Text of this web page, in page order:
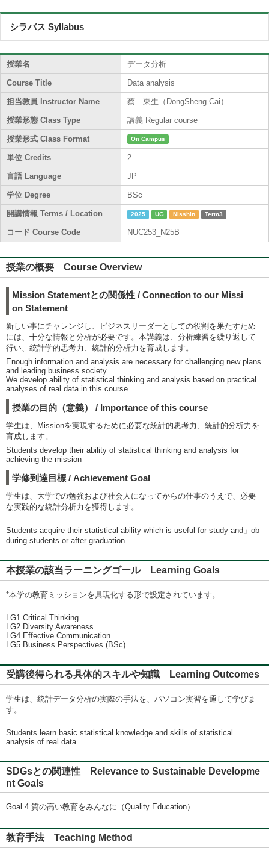
シラバス Syllabus
授業名 データ分析
Course Title Data analysis
担当教員 Instructor Name 蔡 東生（DongSheng Cai）
授業形態 Class Type 講義 Regular course
授業形式 Class Format On Campus
単位 Credits 2
言語 Language JP
学位 Degree BSc
開講情報 Terms / Location 2025 UG Nisshin Term3
コード Course Code NUC253_N25B
授業の概要 Course Overview
Mission Statementとの関係性 / Connection to our Missi
on Statement
新しい事にチャレンジし、ビジネスリーダーとしての役割を果たすため
には、十分な情報と分析が必要です。本講義は、分析練習を繰り返して
行い、統計学的思考力、統計的分析力を育成します。
Enough information and analysis are necessary for challenging new plans
and leading business society
We develop ability of statistical thinking and analysis based on practical
analyses of real data in this course
授業の目的（意義） / Importance of this course
学生は、Missionを実現するために必要な統計的思考力、統計的分析力を
育成します。
Students develop their ability of statistical thinking and analysis for
achieving the mission
学修到達目標 / Achievement Goal
学生は、大学での勉強および社会人になってからの仕事のうえで、必要
な実践的な統計分析力を獲得します。
Students acquire their statistical ability which is useful for study and」ob
during students or after graduation
本授業の該当ラーニングゴール Learning Goals
*本学の教育ミッションを具現化する形で設定されています。
LG1 Critical Thinking
LG2 Diversity Awareness
LG4 Effective Communication
LG5 Business Perspectives (BSc)
受講後得られる具体的スキルや知識 Learning Outcomes
学生は、統計データ分析の実際の手法を、パソコン実習を通して学びま
す。
Students learn basic statistical knowledge and skills of statistical
analysis of real data
SDGsとの関連性 Relevance to Sustainable Developme
nt Goals
Goal 4 質の高い教育をみんなに（Quality Education）
教育手法 Teaching Method